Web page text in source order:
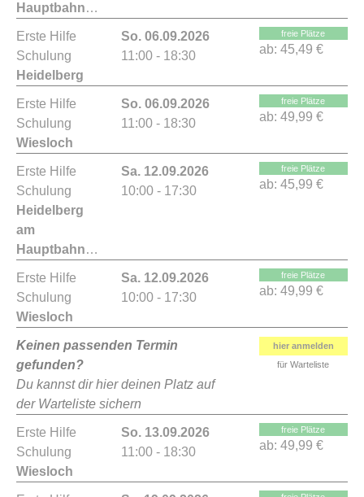
Hauptbahnhof
Erste Hilfe
Schulung
Heidelberg
So. 06.09.2026
11:00 - 18:30
freie Plätze
ab: 45,49 €
Erste Hilfe
Schulung
Wiesloch
So. 06.09.2026
11:00 - 18:30
freie Plätze
ab: 49,99 €
Erste Hilfe
Schulung
Heidelberg
am
Hauptbahnhof
Sa. 12.09.2026
10:00 - 17:30
freie Plätze
ab: 45,99 €
Erste Hilfe
Schulung
Wiesloch
Sa. 12.09.2026
10:00 - 17:30
freie Plätze
ab: 49,99 €
Keinen passenden Termin
gefunden?
Du kannst dir hier deinen Platz auf
der Warteliste sichern
hier anmelden
für Warteliste
Erste Hilfe
Schulung
Wiesloch
So. 13.09.2026
11:00 - 18:30
freie Plätze
ab: 49,99 €